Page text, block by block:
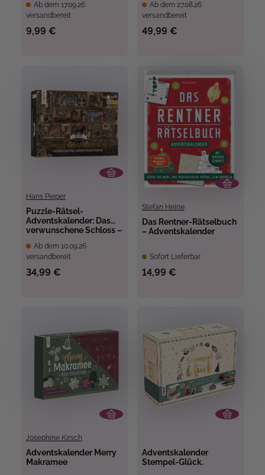
Ab dem 17.09.26
versandbereit
9,99 €
Ab dem 27.08.26
versandbereit
49,99 €
Hans Pieper
Puzzle-Rätsel-
Adventskalender: Das
verwunschene Schloss –
insgesamt 960 Teilen
Ab dem 10.09.26
versandbereit
34,99 €
Stefan Heine
Das Rentner-Rätselbuch
– Adventskalender
Sofort Lieferbar
14,99 €
Josephine Kirsch
Adventskalender Merry
Makramee
Adventskalender
Stempel-Glück.